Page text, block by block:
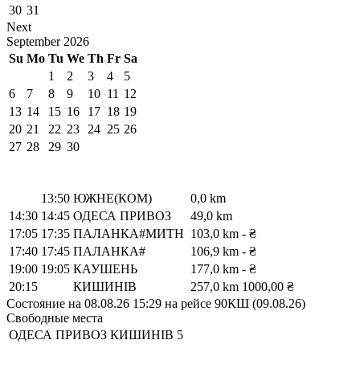
30 31
Next
September 2026
Su Mo Tu We Th Fr Sa
1
2 3 4
5
6
7 8 9 10 11 12
13 14 15 16 17 18 19
20 21 22 23 24 25 26
27 28 29 30
13:50 ЮЖНЕ(КОМ)
0,0 km
14:30 14:45 ОДЕСА ПРИВОЗ
49,0 km
17:05 17:35 ПАЛАНКА#МИТН 103,0 km - ₴
17:40 17:45 ПАЛАНКА# 106,9 km - ₴
19:00 19:05 КАУШЕНЬ 177,0 km - ₴
20:15
КИШИНІВ 257,0 km 1000,00 ₴
Состояние на 08.08.26 15:29 на рейсе 90КШ (09.08.26)
Свободные места
ОДЕСА ПРИВОЗ КИШИНІВ 5